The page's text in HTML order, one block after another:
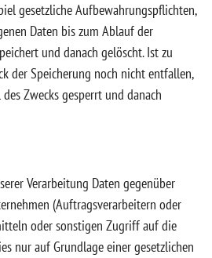
gesetzliche Aufbewahrungspflichten,
Daten bis zum Ablauf der
und danach gelöscht. Ist zu
der Speicherung noch nicht entfallen,
Zwecks gesperrt und danach
Verarbeitung Daten gegenüber
(Auftragsverarbeitern oder
oder sonstigen Zugriff auf die
nur auf Grundlage einer gesetzlichen